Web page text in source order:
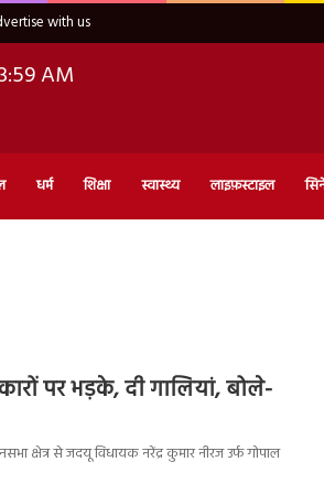
with us
AM
धर्म शिक्षा स्वास्थ्य लाइफ़स्टाइल
पर भड़के, दी गालियां, बोले-
क्षेत्र से जदयू विधायक नरेंद्र कुमार नीरज उर्फ गोपाल